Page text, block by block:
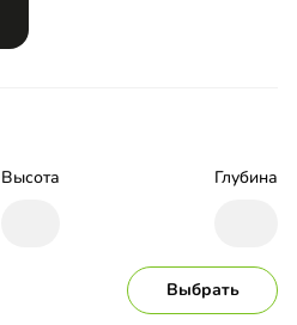
Высота Глубина
Выбрать